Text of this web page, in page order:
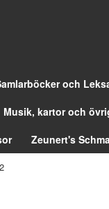
och
Musik, kartor och
Zeunert's